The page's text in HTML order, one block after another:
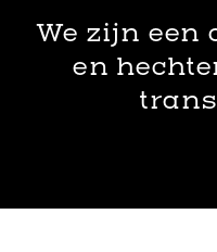
We zijn een
en